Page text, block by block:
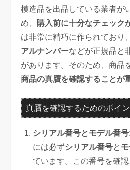
模造品を出品している業者が
め、 購入前に十分なチェック
は非常に精巧に作られており、
アルナンバーなどが正規品と
があります。そのため、商品
商品の真贋を確認することが
真贋を確認するためのポイン
シリアル番号とモデル番号
には必ずシリアル番号と
ています。この番号を確認